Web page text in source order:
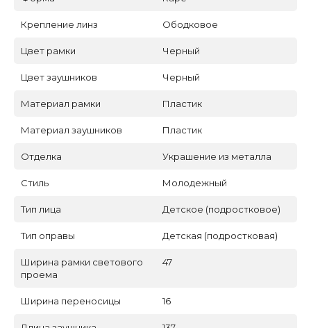
Крепление линз Ободковое
Цвет рамки Черный
Цвет заушников Черный
Материал рамки Пластик
Материал заушников Пластик
Отделка Украшение из металла
Стиль Молодежный
Тип лица Детское (подростковое)
Тип оправы Детская (подростковая)
Ширина рамки светового
проема
47
Ширина переносицы 16